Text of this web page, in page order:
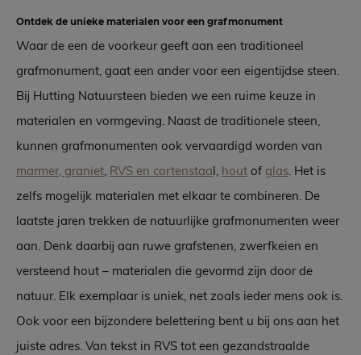
Ontdek de unieke materialen voor een grafmonument
Waar de een de voorkeur geeft aan een traditioneel
grafmonument, gaat een ander voor een eigentijdse steen.
Bij Hutting Natuursteen bieden we een ruime keuze in
materialen en vormgeving. Naast de traditionele steen,
kunnen grafmonumenten ook vervaardigd worden van
marmer, graniet RVS en cortenstaal, hout of glas . Het is
zelfs mogelijk materialen met elkaar te combineren. De
laatste jaren trekken de natuurlijke grafmonumenten weer
aan. Denk daarbij aan ruwe grafstenen, zwerfkeien en
versteend hout – materialen die gevormd zijn door de
natuur. Elk exemplaar is uniek, net zoals ieder mens ook is.
Ook voor een bijzondere belettering bent u bij ons aan het
juiste adres. Van tekst in RVS tot een gezandstraalde